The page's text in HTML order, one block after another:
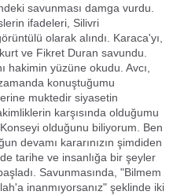
savunması damga vurdu.
ifadeleri, Silivri
olarak alındı. Karaca'yı,
ve Fikret Duran savundu.
hakimin yüzüne okudu. Avcı,
konuştuğumu
muktedir siyasetin
karşısında olduğumu
olduğunu biliyorum. Ben
devamı kararınızın şimdiden
tarihe ve insanlığa bir şeyler
Savunmasında, "Bilmem
inanmıyorsanız" şeklinde iki